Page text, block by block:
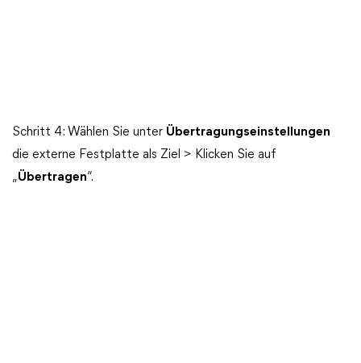
Schritt 4: Wählen Sie unter Übertragungseinstellungen
die externe Festplatte als Ziel > Klicken Sie auf
„Übertragen“.